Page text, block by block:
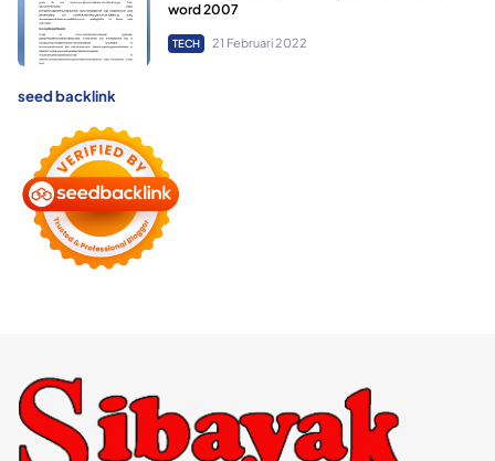
word 2007
TECH 21 Februari 2022
seed backlink